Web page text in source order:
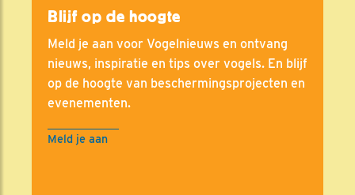
Blijf op de hoogte
Meld je aan voor Vogelnieuws en ontvang
nieuws, inspiratie en tips over vogels. En blijf
op de hoogte van beschermingsprojecten en
evenementen.
Meld je aan